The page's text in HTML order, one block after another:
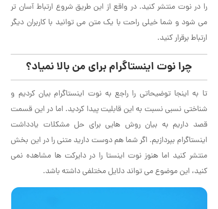
را در نوت منتشر کنید. در واقع از این طریق شروع ارتباط آسان تر
می شود و شما خیلی راحت با یک متن می توانید با کاربران دیگر
ارتباط برقرار کنید.
چرا نوت اینستاگرام برای من بالا نمیاد؟
تا به اینجا توضیحاتی را راجع به نوت اینستاگرام بیان کردیم و
شناختی نسبی نسبت به این قابلیت پیدا کردید. اما در این قسمت
قصد داریم به بیان روش هایی برای حل مشکلات یادداشت
اینستاگرام بپردازیم. اگر شما هم دوست دارید متنی را در این بخش
منتشر کنید اما هنوز نوت اینستا را در دایرکت ها مشاهده نمی
کنید، این موضوع می تواند دلایل مختلفی داشته باشد.